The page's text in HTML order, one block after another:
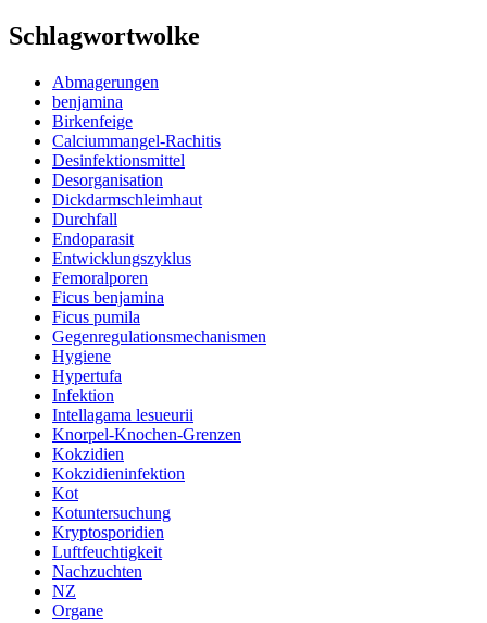
Schlagwortwolke
Abmagerungen
benjamina
Birkenfeige
Calciummangel-Rachitis
Desinfektionsmittel
Desorganisation
Dickdarmschleimhaut
Durchfall
Endoparasit
Entwicklungszyklus
Femoralporen
Ficus benjamina
Ficus pumila
Gegenregulationsmechanismen
Hygiene
Hypertufa
Infektion
Intellagama lesueurii
Knorpel-Knochen-Grenzen
Kokzidien
Kokzidieninfektion
Kot
Kotuntersuchung
Kryptosporidien
Luftfeuchtigkeit
Nachzuchten
NZ
Organe